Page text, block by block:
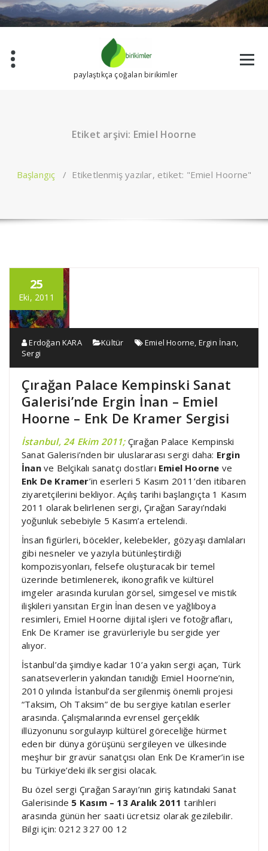
İçeriğe
geç
paylaştıkça çoğalan birikimler
Etiket arşivi: Emiel Hoorne
Başlangıç / Etiketlenmiş yazılar, etiket: "Emiel Hoorne"
25
Eki, 2011
Erdoğan KARA Kültür Emiel Hoorne, Ergin İnan,
Sergi
Çırağan Palace Kempinski Sanat
Galerisi’nde Ergin İnan – Emiel
Hoorne – Enk De Kramer Sergisi
İstanbul, 24 Ekim 2011; Çırağan Palace Kempinski
Sanat Galerisi’nden bir uluslararası sergi daha: Ergin
İnanve Belçikalı sanatçı dostları Emiel Hoorne ve
Enk De Kramer’in eserleri 5 Kasım 2011’den itibaren
ziyaretçilerini bekliyor. Açılış tarihi başlangıçta 1 Kasım
2011 olarak belirlenen sergi, Çırağan Sarayı’ndaki
yoğunluk sebebiyle 5 Kasım’a ertelendi.
İnsan figürleri, böcekler, kelebekler, gözyaşı damlaları
gibi nesneler ve yazıyla bütünleştirdiği
kompozisyonları, felsefe oluşturacak bir temel
üzerinde betimlenerek, ikonografik ve kültürel
imgeler arasında kurulan görsel, simgesel ve mistik
ilişkileri yansıtan Ergin İnan desen ve yağlıboya
resimleri, Emiel Hoorne dijital işleri ve fotoğrafları,
Enk De Kramer ise gravürleriyle bu sergide yer
alıyor.
İstanbul’da şimdiye kadar 10’a yakın sergi açan, Türk
sanatseverlerin yakından tanıdığı Emiel Hoorne’nin,
2010 yılında İstanbul’da sergilenmiş önemli projesi
“Taksim, Oh Taksim” de bu sergiye katılan eserler
arasında. Çalışmalarında evrensel gerçeklik
illüzyonunu sorgulayıp kültürel göreceliğe hürmet
eden bir dünya görüşünü sergileyen ve ülkesinde
meşhur bir gravür sanatçısı olan Enk De Kramer’in ise
bu Türkiye’deki ilk sergisi olacak.
Bu özel sergi Çırağan Sarayı’nın giriş katındaki Sanat
Galerisinde 5 Kasım – 13 Aralık 2011tarihleri
arasında günün her saati ücretsiz olarak gezilebilir.
Bilgi için: 0212 327 00 12